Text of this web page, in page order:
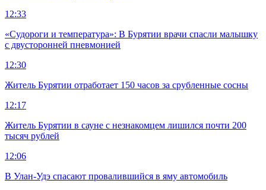
12:33
«Судороги и температура»: В Бурятии врачи спасли малышку
с двусторонней пневмонией
12:30
Житель Бурятии отработает 150 часов за срубленные сосны
12:17
Житель Бурятии в сауне с незнакомцем лишился почти 200
тысяч рублей
12:06
В Улан-Удэ спасают провалившийся в яму автомобиль